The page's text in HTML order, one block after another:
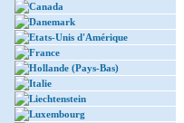
Canada
Danemark
Etats-Unis d'Amérique
France
Hollande (Pays-Bas)
Italie
Liechtenstein
Luxembourg